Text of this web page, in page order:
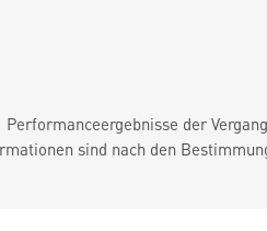
Performanceergebnisse der
sind nach den